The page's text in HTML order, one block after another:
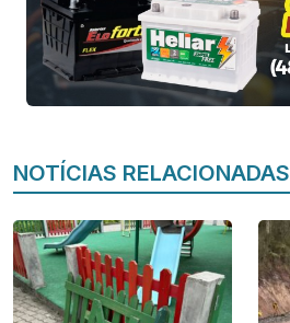
NOTÍCIAS RELACIONADAS